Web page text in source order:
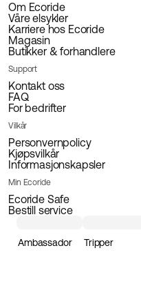
Om Ecoride
Våre elsykler
Karriere hos Ecoride
Magasin
Butikker & forhandlere
Support
Kontakt oss
FAQ
For bedrifter
Vilkår
Personvernpolicy
Kjøpsvilkår
Informasjonskapsler
Min Ecoride
Ecoride Safe
Bestill service
Ambassador Tripper